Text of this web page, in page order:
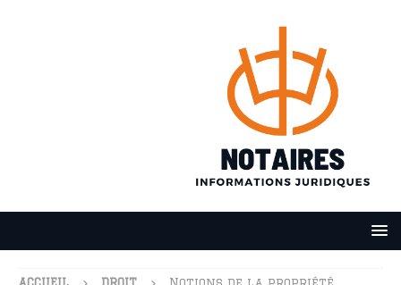
ACCUEIL DROIT
Notions de la propriété